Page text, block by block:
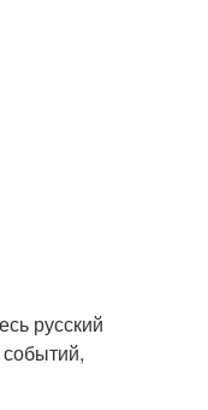
русский